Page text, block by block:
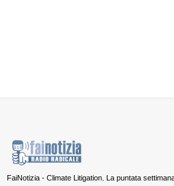
FaiNotizia - Climate Litigation. La puntata